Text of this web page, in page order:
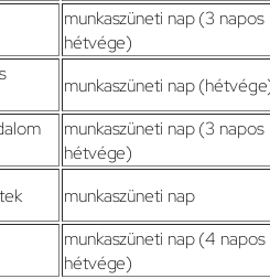
munkaszüneti nap (3 napos
hétvége)
munkaszüneti nap
munkaszüneti nap (3 napos
hétvége)
munkaszüneti nap
munkaszüneti nap (4 napos
hétvége)